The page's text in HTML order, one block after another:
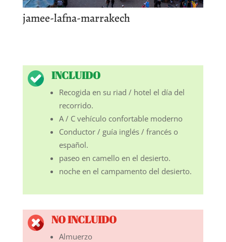
jamee-lafna-marrakech
INCLUIDO
Recogida en su riad / hotel el día del
recorrido.
A / C vehículo confortable moderno
Conductor / guía inglés / francés o
español.
paseo en camello en el desierto.
noche en el campamento del desierto.
NO INCLUIDO
Almuerzo